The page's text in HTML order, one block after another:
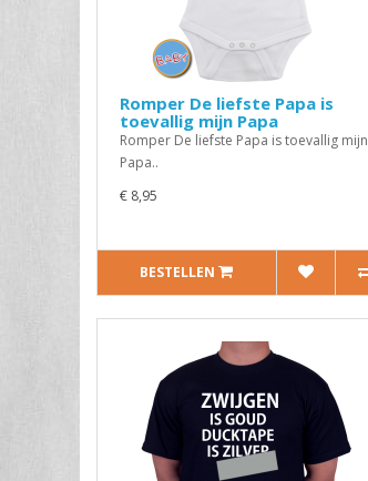
Romper De liefste Papa is
toevallig mijn Papa
Romper De liefste Papa is toevallig mijn
Papa..
€ 8,95
BESTELLEN